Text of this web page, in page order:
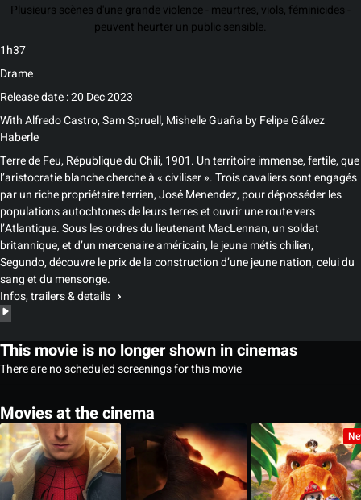
Plusieurs scènes d'une grande violence - meurtres, viols, féminicides -
peuvent heurter un public sensible.
1h37
Drame
Release date : 20 Dec 2023
WithAlfredo Castro, Sam Spruell, Mishelle Guaña byFelipe Gálvez
Haberle
Terre de Feu, République du Chili, 1901. Un territoire immense, fertile, que
l’aristocratie blanche cherche à « civiliser ». Trois cavaliers sont engagés
par un riche propriétaire terrien, José Menendez, pour déposséder les
populations autochtones de leurs terres et ouvrir une route vers
l’Atlantique. Sous les ordres du lieutenant MacLennan, un soldat
britannique, et d’un mercenaire américain, le jeune métis chilien,
Segundo, découvre le prix de la construction d’une jeune nation, celui du
sang et du mensonge.
Infos, trailers & details
This movie is no longer shown in cinemas
There are no scheduled screenings for this movie
Movies at the cinema